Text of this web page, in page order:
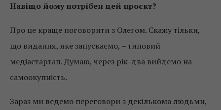
Навіщо йому потрібен цей проєкт?
Про це краще поговорити з Олегом. Скажу тільки,
що видання, яке запускаємо, – типовий
медіастартап. Думаю, через рік-два вийдемо на
самоокупність.
Зараз ми ведемо переговори з декількома людьми,